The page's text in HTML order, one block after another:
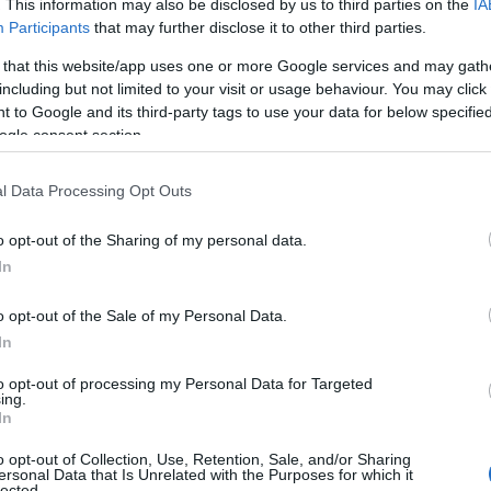
This information may also be disclosed by us to third parties on the
Participants that may further disclose it to other third parties.
that this website/app uses one or more Google services and may
but not limited to your visit or usage behaviour. You may
to Google and its third-party tags to use your data for below
consent section.
Data Processing Opt Outs
opt-out of the Sharing of my personal data.
opt-out of the Sale of my Personal Data.
opt-out of processing my Personal Data for Targeted
opt-out of Collection, Use, Retention, Sale, and/or Sharing
Data that Is Unrelated with the Purposes for which it
όμως και η πρωτεύουσα έχει τις δικές της ομορφιές.
και προσευχή ή απλά για όσους θέλουν να
όρια της Αθήνας.